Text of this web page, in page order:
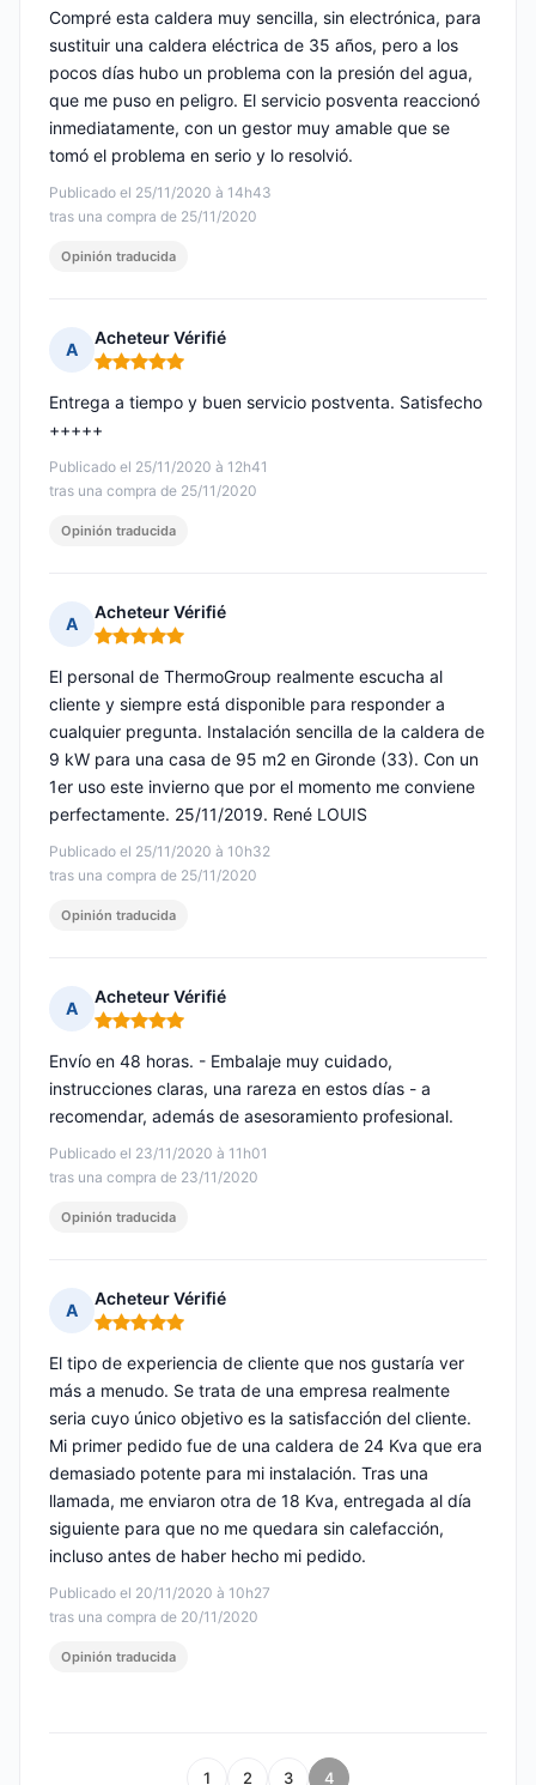
Publicado el 25/11/2020 à 14h43
tras una compra de 25/11/2020
Compré esta caldera muy sencilla, sin electrónica, para
sustituir una caldera eléctrica de 35 años, pero a los
pocos días hubo un problema con la presión del agua,
que me puso en peligro. El servicio posventa reaccionó
inmediatamente, con un gestor muy amable que se
tomó el problema en serio y lo resolvió.
Opinión traducida
A
Acheteur Vérifié
Nota: 5 de 5
Publicado el 25/11/2020 à 12h41
tras una compra de 25/11/2020
Entrega a tiempo y buen servicio postventa. Satisfecho
+++++
Opinión traducida
A
Acheteur Vérifié
Nota: 5 de 5
Publicado el 25/11/2020 à 10h32
tras una compra de 25/11/2020
El personal de ThermoGroup realmente escucha al
cliente y siempre está disponible para responder a
cualquier pregunta. Instalación sencilla de la caldera de
9 kW para una casa de 95 m2 en Gironde (33). Con un
1er uso este invierno que por el momento me conviene
perfectamente. 25/11/2019. René LOUIS
Opinión traducida
A
Acheteur Vérifié
Nota: 5 de 5
Publicado el 23/11/2020 à 11h01
tras una compra de 23/11/2020
Envío en 48 horas. - Embalaje muy cuidado,
instrucciones claras, una rareza en estos días - a
recomendar, además de asesoramiento profesional.
Opinión traducida
A
Acheteur Vérifié
Nota: 5 de 5
Publicado el 20/11/2020 à 10h27
tras una compra de 20/11/2020
El tipo de experiencia de cliente que nos gustaría ver
más a menudo. Se trata de una empresa realmente
seria cuyo único objetivo es la satisfacción del cliente.
Mi primer pedido fue de una caldera de 24 Kva que era
demasiado potente para mi instalación. Tras una
llamada, me enviaron otra de 18 Kva, entregada al día
siguiente para que no me quedara sin calefacción,
incluso antes de haber hecho mi pedido.
Opinión traducida
1 2 3 4